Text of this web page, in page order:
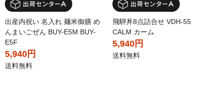
出産内祝い 名入れ 麺米御膳 め
んまいごぜん BUY-E5M BUY-
E5F
5,940円
送料無料
飛騨丼8点詰合せ VDH-55
CALM カーム
5,940円
送料無料